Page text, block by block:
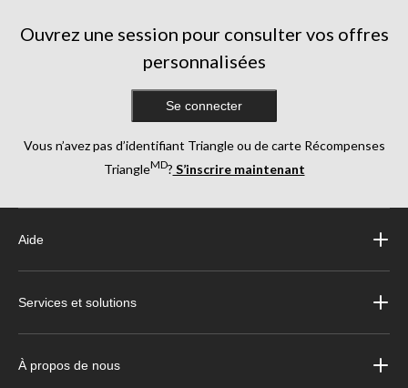
Ouvrez une session pour consulter vos offres
personnalisées
Se connecter
Vous n’avez pas d’identifiant Triangle ou de carte Récompenses
TriangleMD? S’inscrire maintenant
Aide
Services et solutions
À propos de nous